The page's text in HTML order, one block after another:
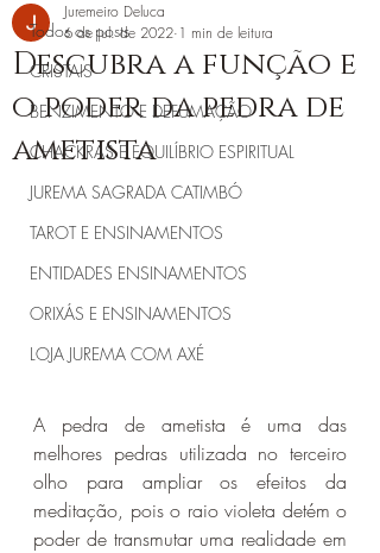
Todos os posts
CRISTAIS
BENZIMENTO E DEFUMAÇÃO
CHACKRAS E EQUILÍBRIO ESPIRITUAL
JUREMA SAGRADA CATIMBÓ
TAROT E ENSINAMENTOS
ENTIDADES ENSINAMENTOS
ORIXÁS E ENSINAMENTOS
LOJA JUREMA COM AXÉ
Descubra a função e
o poder da pedra de
ametista
Juremeiro Deluca
6 de jul. de 2022 1 min de leitura
A pedra de ametista é uma das
melhores pedras utilizada no terceiro
olho para ampliar os efeitos da
meditação, pois o raio violeta detém o
poder de transmutar uma realidade em